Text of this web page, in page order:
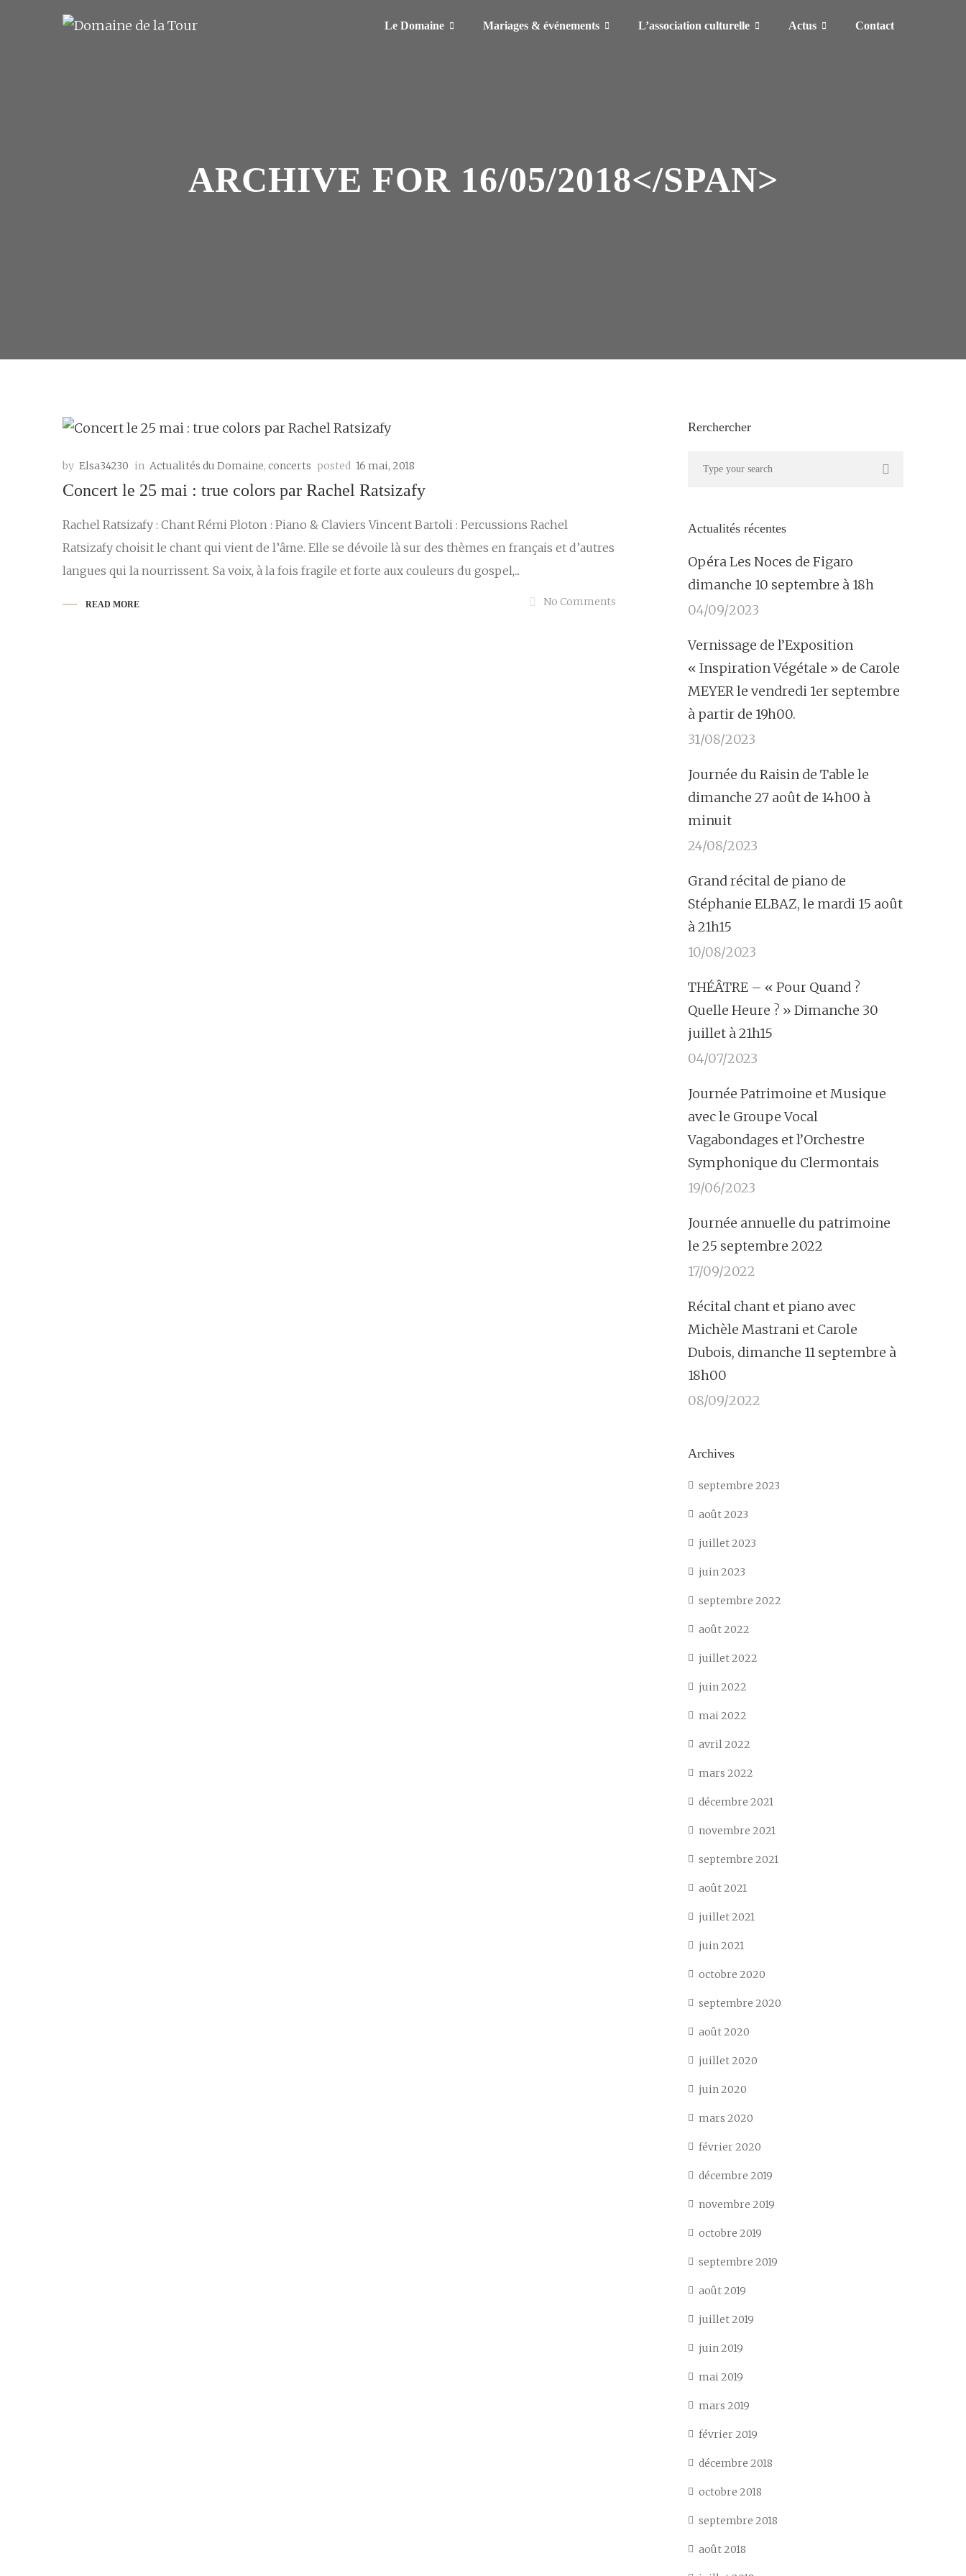
Le Domaine Mariages & événements L’association culturelle Actus Contact
ARCHIVE FOR 16/05/2018</SPAN>
by Elsa34230 in Actualités du Domaine, concerts posted 16 mai, 2018
Concert le 25 mai : true colors par Rachel Ratsizafy
Rachel Ratsizafy : Chant Rémi Ploton : Piano & Claviers Vincent Bartoli : Percussions Rachel
Ratsizafy choisit le chant qui vient de l’âme. Elle se dévoile là sur des thèmes en français et d’autres
langues qui la nourrissent. Sa voix, à la fois fragile et forte aux couleurs du gospel,...
READ MORE No Comments
Rerchercher
Actualités récentes
Opéra Les Noces de Figaro
dimanche 10 septembre à 18h
04/09/2023
Vernissage de l’Exposition
« Inspiration Végétale » de Carole
MEYER le vendredi 1er septembre
à partir de 19h00.
31/08/2023
Journée du Raisin de Table le
dimanche 27 août de 14h00 à
minuit
24/08/2023
Grand récital de piano de
Stéphanie ELBAZ, le mardi 15 août
à 21h15
10/08/2023
THÉÂTRE – « Pour Quand ?
Quelle Heure ? » Dimanche 30
juillet à 21h15
04/07/2023
Journée Patrimoine et Musique
avec le Groupe Vocal
Vagabondages et l’Orchestre
Symphonique du Clermontais
19/06/2023
Journée annuelle du patrimoine
le 25 septembre 2022
17/09/2022
Récital chant et piano avec
Michèle Mastrani et Carole
Dubois, dimanche 11 septembre à
18h00
08/09/2022
Archives
septembre 2023
août 2023
juillet 2023
juin 2023
septembre 2022
août 2022
juillet 2022
juin 2022
mai 2022
avril 2022
mars 2022
décembre 2021
novembre 2021
septembre 2021
août 2021
juillet 2021
juin 2021
octobre 2020
septembre 2020
août 2020
juillet 2020
juin 2020
mars 2020
février 2020
décembre 2019
novembre 2019
octobre 2019
septembre 2019
août 2019
juillet 2019
juin 2019
mai 2019
mars 2019
février 2019
décembre 2018
octobre 2018
septembre 2018
août 2018